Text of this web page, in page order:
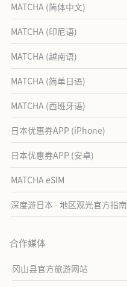
MATCHA (简体中文)
MATCHA (印尼语)
MATCHA (越南语)
MATCHA (简单日语)
MATCHA (西班牙语)
日本优惠券APP (iPhone)
日本优惠券APP (安卓)
MATCHA eSIM
深度游日本 - 地区观光官方指南
合作媒体
冈山县官方旅游网站